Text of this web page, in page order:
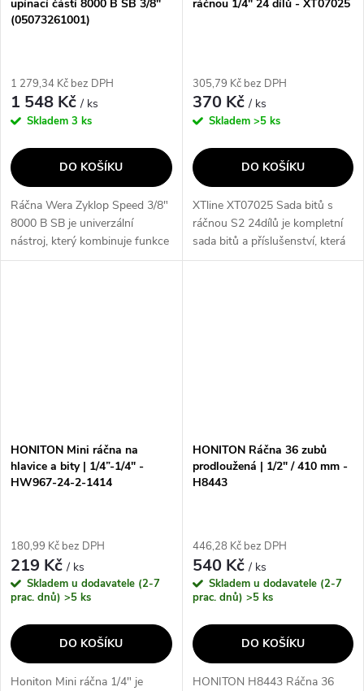
upínací částí 8000 B SB 3/8"
(05073261001)
1 279,34 Kč bez DPH
1 548 Kč/ ks
Skladem 3 ks
DO KOŠÍKU
Ráčna Wera Zyklop Speed 3/8"
8000 B SB je univerzální
nástroj, který kombinuje funkce
pěti nástrojů do jednoho.
ráčnou 1/4" 24 dílů - XT07025
305,79 Kč bez DPH
370 Kč/ ks
Skladem >5 ks
DO KOŠÍKU
XTline XT07025 Sada bitů s
ráčnou S2 24dílů je kompletní
sada bitů a příslušenství, která
usnadní každou práci s šrouby
HONITON Mini ráčna na
hlavice a bity | 1/4”-1/4" -
HW967-24-2-1414
180,99 Kč bez DPH
219 Kč/ ks
Skladem u dodavatele (2-7
prac. dnů) >5 ks
DO KOŠÍKU
Honiton Mini ráčna 1/4" je
HONITON Ráčna 36 zubů
prodloužená | 1/2" / 410 mm -
H8443
446,28 Kč bez DPH
540 Kč/ ks
Skladem u dodavatele (2-7
prac. dnů) >5 ks
DO KOŠÍKU
HONITON H8443 Ráčna 36